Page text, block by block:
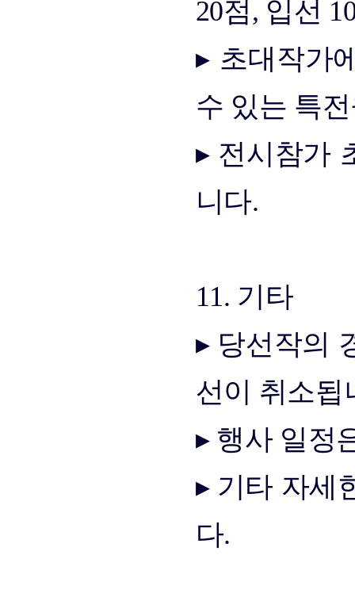
20점, 입선
▸ 초대작가
수 있는 특
▸ 전시참가
니다.
11. 기타
▸ 당선작의
선이 취소됩
▸ 행사 일정
▸ 기타 자세
다.